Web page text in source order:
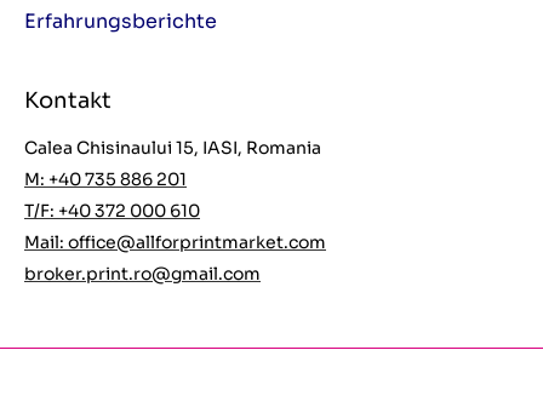
Erfahrungsberichte
Kontakt
Calea Chisinaului 15, IASI, Romania
M: +40 735 886 201
T/F: +40 372 000 610
Mail: office@allforprintmarket.com
broker.print.ro@gmail.com